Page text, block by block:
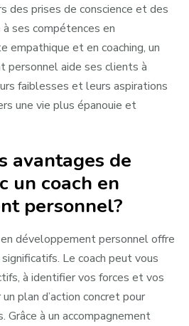
des prises de conscience et des
ses compétences en
empathique et en coaching, un
personnel aide ses clients à
faiblesses et leurs aspirations
une vie plus épanouie et
avantages de
un coach en
personnel?
développement personnel offre
Le coach peut vous
à identifier vos forces et vos
plan d’action concret pour
Grâce à un accompagnement